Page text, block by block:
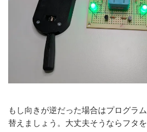
もし向きが逆だった場合はプログラ
替えましょう。大丈夫そうならフタを